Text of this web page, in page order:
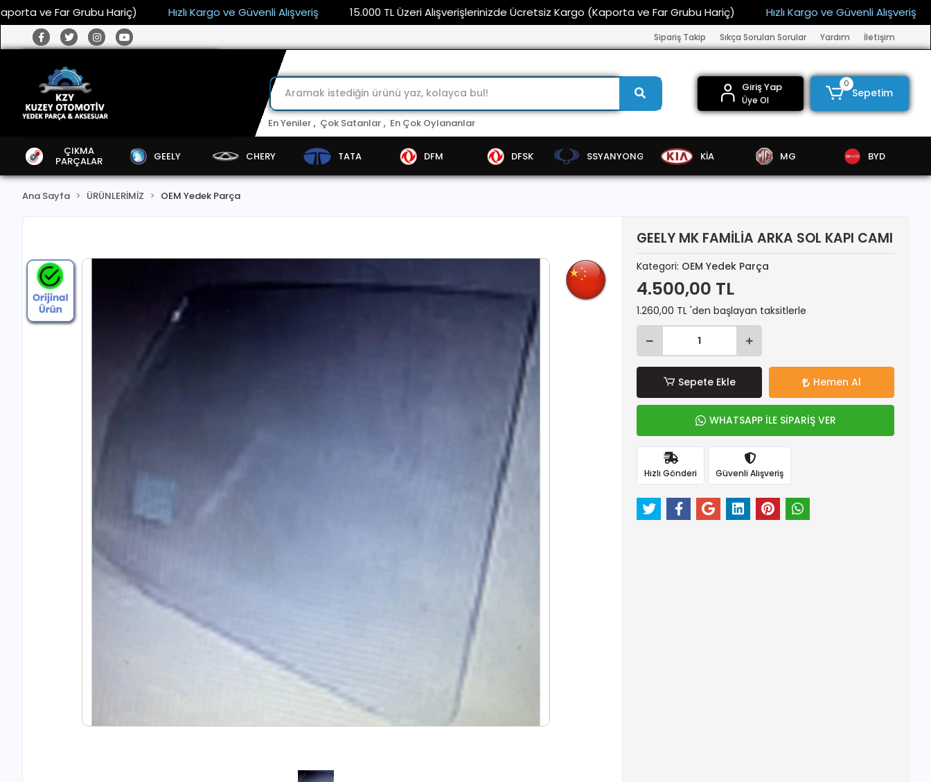
Far Grubu Hariç) Hızlı Kargo ve Güvenli Alışveriş 15.000 TL Üzeri Alışverişlerinizde Ücretsiz Kargo (Kaporta ve Far Grubu Hariç) Hızlı Kargo ve Güvenli Alışveriş
Sipariş Takip Sıkça Sorulan Sorular Yardım İletişim
En Yeniler , Çok Satanlar , En Çok Oylananlar
Giriş Yap
Üye Ol
0
Sepetim
ÇIKMA
PARÇALAR GEELY CHERY TATA DFM DFSK SSYANYONG KİA MG BYD
Ana Sayfa ÜRÜNLERİMİZ OEM Yedek Parça
GEELY MK FAMİLİA ARKA SOL KAPI CAMI
Kategori: OEM Yedek Parça
4.500,00 TL
1.260,00 TL 'den başlayan taksitlerle
Sepete Ekle Hemen Al
WHATSAPP İLE SİPARİŞ VER
Hızlı Gönderi Güvenli Alışveriş